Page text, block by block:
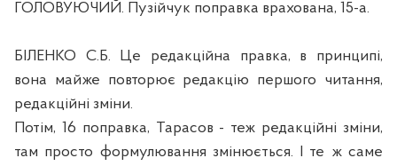
ГОЛОВУЮЧИЙ. Пузійчук поправка врахована, 15-а.
БІЛЕНКО С.Б. Це редакційна правка, в принципі,
вона майже повторює редакцію першого читання,
редакційні зміни.
Потім, 16 поправка, Тарасов - теж редакційні зміни,
там просто формулювання змінюється. І те ж саме